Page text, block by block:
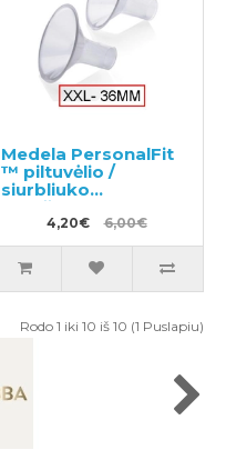
Medela PersonalFit
™ piltuvėlio /
siurbliuko
purkštukas, XXL
dydis (36mm)
4,20€ 6,00€
Rodo 1 iki 10 iš 10 (1 Puslapiu)